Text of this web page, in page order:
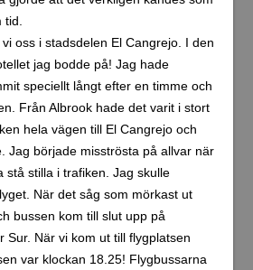
oss i stadsdelen El Cangrejo. I den
jag bodde på! Jag hade
speciellt långt efter en timme och
Från Albrook hade det varit i stort
hela vägen till El Cangrejo och
Jag började misströsta på allvar när
stå stilla i trafiken. Jag skulle
När det såg som mörkast ut
bussen kom till slut upp på
Sur. När vi kom ut till flygplatsen
var klockan 18.25! Flygbussarna